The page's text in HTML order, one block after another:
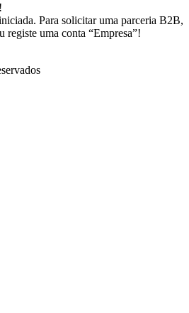
Para solicitar uma parceria B2B,
registe uma conta “Empresa”!